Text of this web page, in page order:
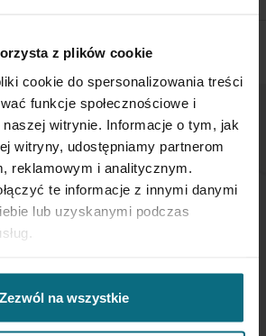
z plików cookie
cookie do spersonalizowania treści
funkcje społecznościowe i
witrynie. Informacje o tym, jak
witryny, udostępniamy partnerom
reklamowym i analitycznym.
te informacje z innymi danymi
lub uzyskanymi podczas
Zezwól na wszystkie
aktualne informacje
Home - zapisz się do naszego